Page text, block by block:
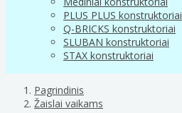
PLUS PLUS konstruktoriai
Q-BRICKS konstruktoriai
SLUBAN konstruktoriai
STAX konstruktoriai
Pagrindinis
Žaislai vaikams